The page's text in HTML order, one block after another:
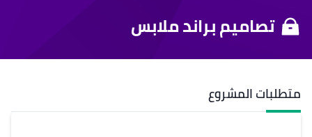
تصاميم براند ملابس
متطلبات المشروع